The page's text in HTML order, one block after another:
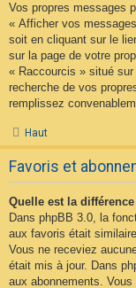
Vos propres messages
« Afficher vos
soit en cliquant sur le
sur la page de votre
« Raccourcis » situé
recherche de vos
remplissez
Haut
Favoris et
Quelle est la
Dans phpBB 3.0, la
aux favoris était
Vous ne receviez
était mis à jour. Dans
aux abonnements.